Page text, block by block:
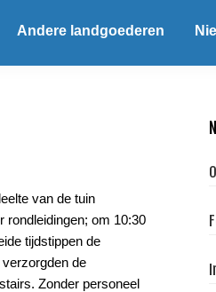
Andere landgoederen
van de tuin
rondleidingen; om 10:30
tijdstippen de
de
Zonder personeel